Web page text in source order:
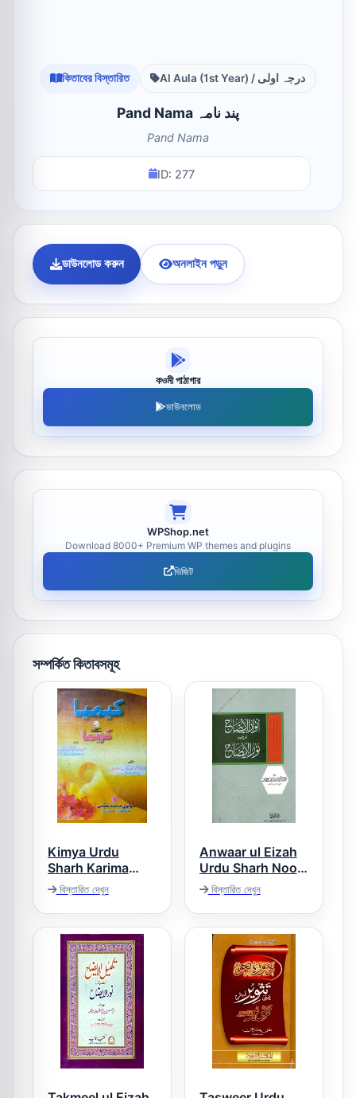
কিতাবের বিস্তারিত Al Aula (1st Year) / درجہ اولی
Pand Nama پند نامہ
Pand Nama
ID: 277
ডাউনলোড করুন অনলাইন পড়ুন
কওমী পাঠাগার
ডাউনলোড
WPShop.net
Download 8000+ Premium WP themes and plugins
ভিজিট
সম্পর্কিত কিতাবসমূহ
Kimya Urdu
Sharh Karima
Sadee کیمیا اردو
شرح کریما
বিস্তারিত দেখুন
Anwaar ul Eizah
Urdu Sharh Noor
ul Eizah انوار
الایضاح اردو شرح نور
الایضاح
বিস্তারিত দেখুন